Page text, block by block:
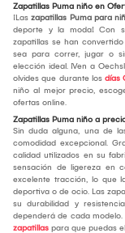
Zapatillas Puma niño en
¡Las zapatillas Puma para
deporte y la moda! Con
zapatillas se han
sea para correr, jugar o
elección ideal. ¡Ven a
olvides que durante los días
niño al mejor precio,
ofertas online.
Zapatillas Puma niño a
Sin duda alguna, una de
comodidad excepcional.
calidad utilizados en su
sensación de ligereza en
excelente tracción, lo que
deportiva o de ocio. Las
su durabilidad y
dependerá de cada
zapatillas para que puedas